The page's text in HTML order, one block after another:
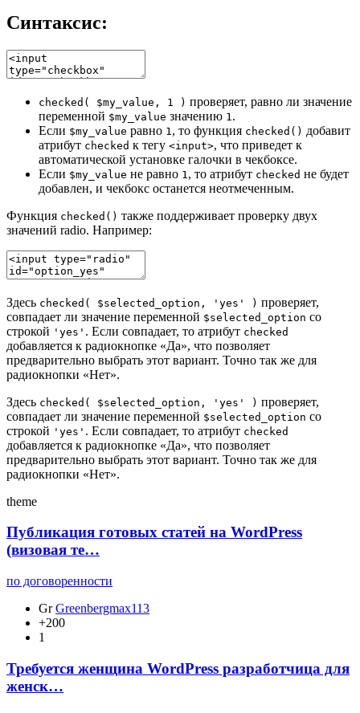
Синтаксис:
checked( $my_value, 1 ) проверяет, равно ли значение
переменной $my_value значению 1 .
Если $my_value равно 1 , то функция checked() добавит
атрибут checked к тегу <input>, что приведет к
автоматической установке галочки в чекбоксе.
Если $my_value не равно 1 , то атрибут checked не будет
добавлен, и чекбокс останется неотмеченным.
Функция checked() также поддерживает проверку двух
значений radio. Например:
Здесь checked( $selected_option, 'yes' ) проверяет,
совпадает ли значение переменной $selected_option со
строкой 'yes' . Если совпадает, то атрибут checked
добавляется к радиокнопке «Да», что позволяет
предварительно выбрать этот вариант. Точно так же для
радиокнопки «Нет».
Здесь checked( $selected_option, 'yes' ) проверяет,
совпадает ли значение переменной $selected_option со
строкой 'yes' . Если совпадает, то атрибут checked
добавляется к радиокнопке «Да», что позволяет
предварительно выбрать этот вариант. Точно так же для
радиокнопки «Нет».
theme
Публикация готовых статей на WordPress
(визовая те…
по договоренности
Gr Greenbergmax113
+200
1
Требуется женщина WordPress разработчица для
женск…